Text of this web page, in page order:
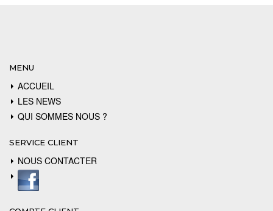
MENU
ACCUEIL
LES NEWS
QUI SOMMES NOUS ?
SERVICE CLIENT
NOUS CONTACTER